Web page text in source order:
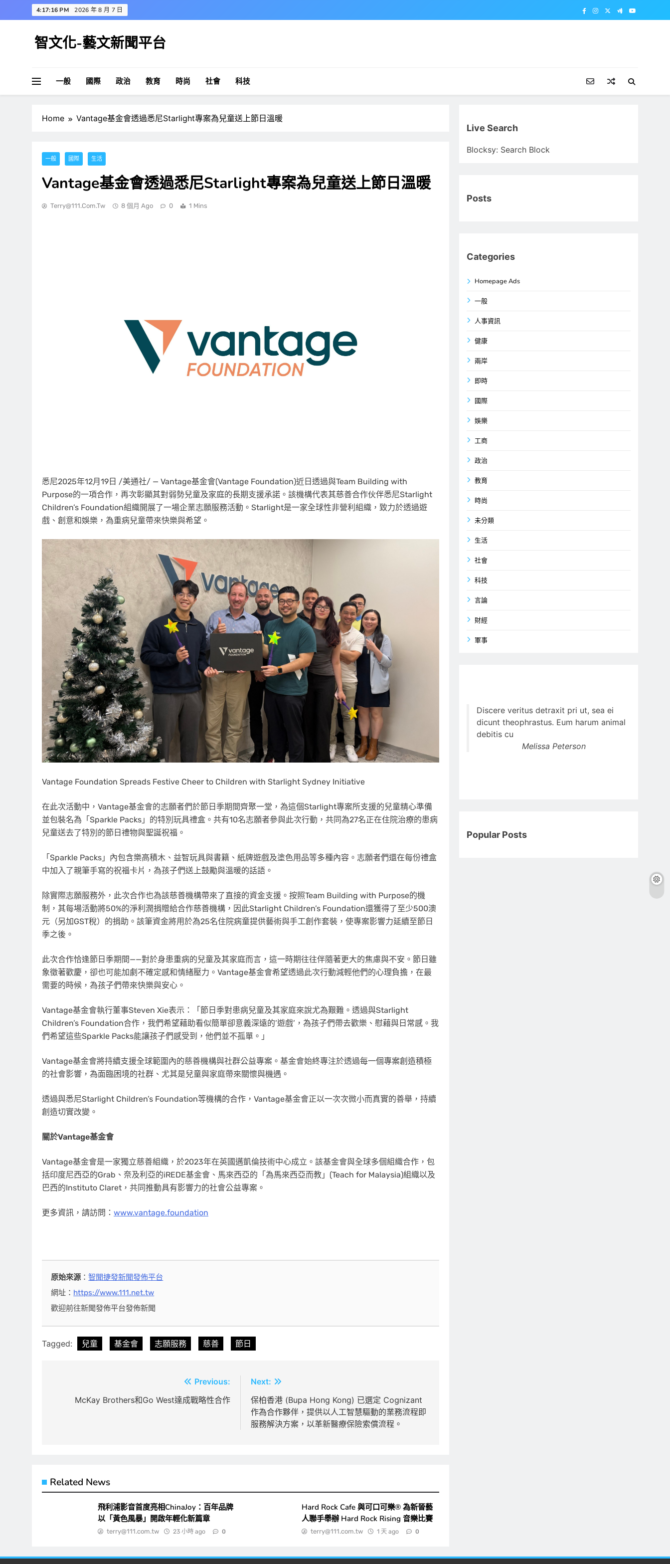
to
4:17:17 PM 2026 年 8 月 7 日
智文化-藝文新聞平台
一般 國際 政治 教育 時尚 社會 科技
Home Vantage基金會透過悉尼Starlight專案為兒童送上節日溫暖
一般 國際 生活
Vantage基金會透過悉尼Starlight專案為兒童送上節日溫暖
Terry@111.com.tw 8 個月 Ago 0 1 Mins
悉尼2025年12月19日 /美通社/ — Vantage基金會(Vantage Foundation)近日透過與Team Building with
Purpose的一項合作，再次彰顯其對弱勢兒童及家庭的長期支援承諾。該機構代表其慈善合作伙伴悉尼Starlight
Children’s Foundation組織開展了一場企業志願服務活動。Starlight是一家全球性非營利組織，致力於透過遊
戲、創意和娛樂，為重病兒童帶來快樂與希望。
Vantage Foundation Spreads Festive Cheer to Children with Starlight Sydney Initiative
在此次活動中，Vantage基金會的志願者們於節日季期間齊聚一堂，為這個Starlight專案所支援的兒童精心準備
並包裝名為「Sparkle Packs」的特別玩具禮盒。共有10名志願者參與此次行動，共同為27名正在住院治療的患病
兒童送去了特別的節日禮物與聖誕祝福。
「Sparkle Packs」內包含樂高積木、益智玩具與書籍、紙牌遊戲及塗色用品等多種內容。志願者們還在每份禮盒
中加入了親筆手寫的祝福卡片，為孩子們送上鼓勵與溫暖的話語。
除實際志願服務外，此次合作也為該慈善機構帶來了直接的資金支援。按照Team Building with Purpose的機
制，其每場活動將50%的淨利潤捐贈給合作慈善機構，因此Starlight Children’s Foundation還獲得了至少500澳
元（另加GST稅）的捐助。該筆資金將用於為25名住院病童提供藝術與手工創作套裝，使專案影響力延續至節日
季之後。
此次合作恰逢節日季期間——對於身患重病的兒童及其家庭而言，這一時期往往伴隨著更大的焦慮與不安。節日雖
象徵著歡慶，卻也可能加劇不確定感和情緒壓力。Vantage基金會希望透過此次行動減輕他們的心理負擔，在最
需要的時候，為孩子們帶來快樂與安心。
Vantage基金會執行董事Steven Xie表示：「節日季對患病兒童及其家庭來說尤為艱難。透過與Starlight
Children’s Foundation合作，我們希望藉助看似簡單卻意義深遠的’遊戲’，為孩子們帶去歡樂、慰藉與日常感。我
們希望這些Sparkle Packs能讓孩子們感受到，他們並不孤單。」
Vantage基金會將持續支援全球範圍內的慈善機構與社群公益專案。基金會始終專注於透過每一個專案創造積極
的社會影響，為面臨困境的社群、尤其是兒童與家庭帶來關懷與機遇。
透過與悉尼Starlight Children’s Foundation等機構的合作，Vantage基金會正以一次次微小而真實的善舉，持續
創造切實改變。
關於Vantage基金會
Vantage基金會是一家獨立慈善組織，於2023年在英國邁凱倫技術中心成立。該基金會與全球多個組織合作，包
括印度尼西亞的Grab、奈及利亞的iREDE基金會、馬來西亞的「為馬來西亞而教」(Teach for Malaysia)組織以及
巴西的Instituto Claret，共同推動具有影響力的社會公益專案。
更多資訊，請訪問： www.vantage.foundation
原始來源 ：智聞捷發新聞發佈平台
網址： https://www.111.net.tw
歡迎前往新聞發佈平台發佈新聞
Tagged: 兒童 基金會 志願服務 慈善 節日
Previous:
McKay Brothers和Go West達成戰略性合作
Next:
保柏香港 (Bupa Hong Kong) 已選定 Cognizant
作為合作夥伴，提供以人工智慧驅動的業務流程即
服務解決方案，以革新醫療保險索償流程。
Related News
飛利浦影音首度亮相ChinaJoy：百年品牌
以「黃色風暴」開啟年輕化新篇章
terry@111.com.tw 23 小時 ago 0
Hard Rock Cafe 與可口可樂® 為新晉藝
人聯手舉辦 Hard Rock Rising 音樂比賽
terry@111.com.tw 1 天 ago 0
Live Search
Blocksy: Search Block
Posts
Categories
Homepage Ads
一般
人事資訊
健康
兩岸
即時
國際
娛樂
工商
政治
教育
時尚
未分類
生活
社會
科技
言論
財經
軍事
Discere veritus detraxit pri ut, sea ei
dicunt theophrastus. Eum harum animal
debitis cu
Melissa Peterson
Popular Posts